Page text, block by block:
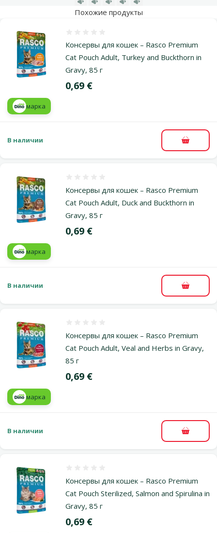
Похожие продукты
Консервы для кошек – Rasco Premium
Cat Pouch Adult, Turkey and Buckthorn in
Gravy, 85 г
Цена
0,69 €
марка
В наличии В
Консервы для кошек – Rasco Premium
Cat Pouch Adult, Duck and Buckthorn in
Gravy, 85 г
Цена
0,69 €
марка
В наличии В
Консервы для кошек – Rasco Premium
Cat Pouch Adult, Veal and Herbs in Gravy,
85 г
Цена
0,69 €
марка
В наличии В
Консервы для кошек – Rasco Premium
Cat Pouch Sterilized, Salmon and Spirulina in
Gravy, 85 г
Цена
0,69 €